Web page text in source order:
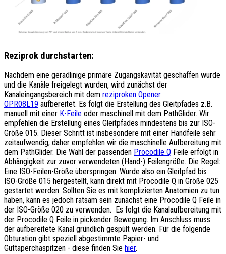
Reziprok durchstarten:
Nachdem eine geradlinige primäre Zugangskavität geschaffen wurde
und die Kanäle freigelegt wurden, wird zunächst der
Kanaleingangsbereich mit dem reziproken Opener
OPR08L19 aufbereitet. Es folgt die Erstellung des Gleitpfades z.B.
manuell mit einer K-Feile oder maschinell mit dem PathGlider. Wir
empfehlen die Erstellung eines Gleitpfades mindestens bis zur ISO-
Größe 015. Dieser Schritt ist insbesondere mit einer Handfeile sehr
zeitaufwendig, daher empfehlen wir die maschinelle Aufbereitung mit
dem PathGlider. Die Wahl der passenden Procodile Q Feile erfolgt in
Abhängigkeit zur zuvor verwendeten (Hand-) Feilengröße. Die Regel:
Eine ISO-Feilen-Größe überspringen. Wurde also ein Gleitpfad bis
ISO-Größe 015 hergestellt, kann direkt mit Procodile Q in Größe 025
gestartet werden. Sollten Sie es mit komplizierten Anatomien zu tun
haben, kann es jedoch ratsam sein zunächst eine Procodile Q Feile in
der ISO-Größe 020 zu verwenden. Es folgt die Kanalaufbereitung mit
der Procodile Q Feile in pickender Bewegung. Im Anschluss muss
der aufbereitete Kanal gründlich gespült werden. Für die folgende
Obturation gibt speziell abgestimmte Papier- und
Guttaperchaspitzen - diese finden Sie hier.